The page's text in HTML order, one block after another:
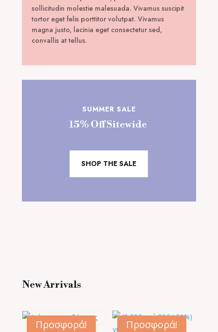
sollicitudin molestie malesuada. Vivamus suscipit
tortor eget felis porttitor volutpat. Vivamus
magna justo, lacinia eget consectetur sed,
convallis at tellus.
SUMMER SALE
15% Off Sitewide
SHOP THE SALE
New Arrivals
Προσφορά!
Προσφορά!